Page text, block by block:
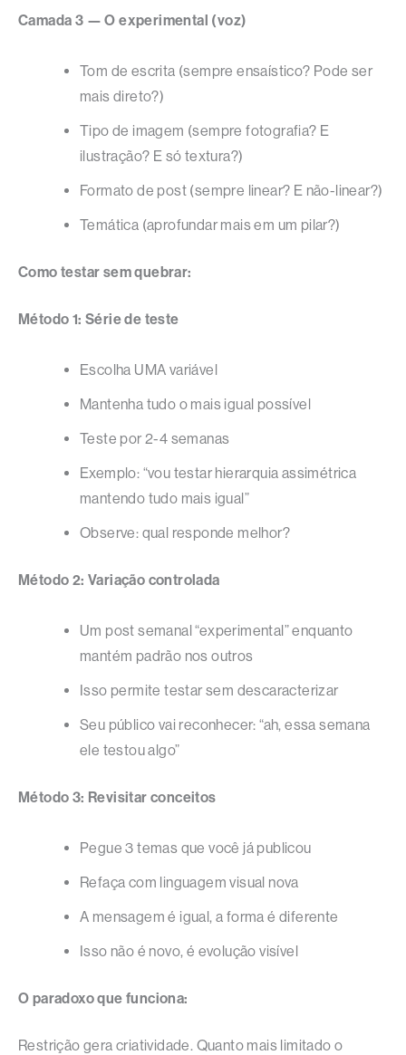
Camada 3 — O experimental (voz)
Tom de escrita (sempre ensaístico? Pode ser
mais direto?)
Tipo de imagem (sempre fotografia? E
ilustração? E só textura?)
Formato de post (sempre linear? E não-linear?)
Temática (aprofundar mais em um pilar?)
Como testar sem quebrar:
Método 1: Série de teste
Escolha UMA variável
Mantenha tudo o mais igual possível
Teste por 2-4 semanas
Exemplo: “vou testar hierarquia assimétrica
mantendo tudo mais igual”
Observe: qual responde melhor?
Método 2: Variação controlada
Um post semanal “experimental” enquanto
mantém padrão nos outros
Isso permite testar sem descaracterizar
Seu público vai reconhecer: “ah, essa semana
ele testou algo”
Método 3: Revisitar conceitos
Pegue 3 temas que você já publicou
Refaça com linguagem visual nova
A mensagem é igual, a forma é diferente
Isso não é novo, é evolução visível
O paradoxo que funciona:
Restrição gera criatividade. Quanto mais limitado o